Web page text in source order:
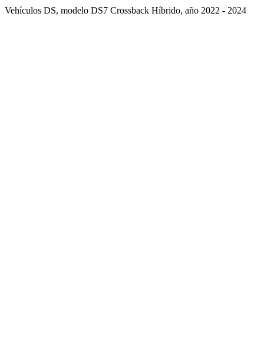
Vehículos DS, modelo DS7 Crossback Híbrido, año 2022 - 2024